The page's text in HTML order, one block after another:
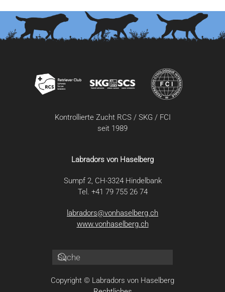
Kontrollierte Zucht RCS / SKG / FCI
seit 1989
Labradors von Haselberg
Sumpf 2, CH-3324 Hindelbank
Tel. +41 79 755 26 74
labradors@vonhaselberg.ch
www.vonhaselberg.ch
Copyright © Labradors von Haselberg